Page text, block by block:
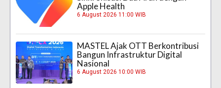
Apple Health
6 August 2026 11:00 WIB
MASTEL Ajak OTT Berkontribusi
Bangun Infrastruktur Digital
Nasional
6 August 2026 10:00 WIB